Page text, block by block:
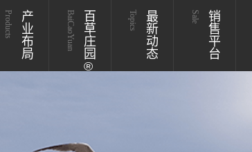
产业布局
Products 百草庄园®
BaiCaoYuan 最新动态
Topics 销售平台
Sale